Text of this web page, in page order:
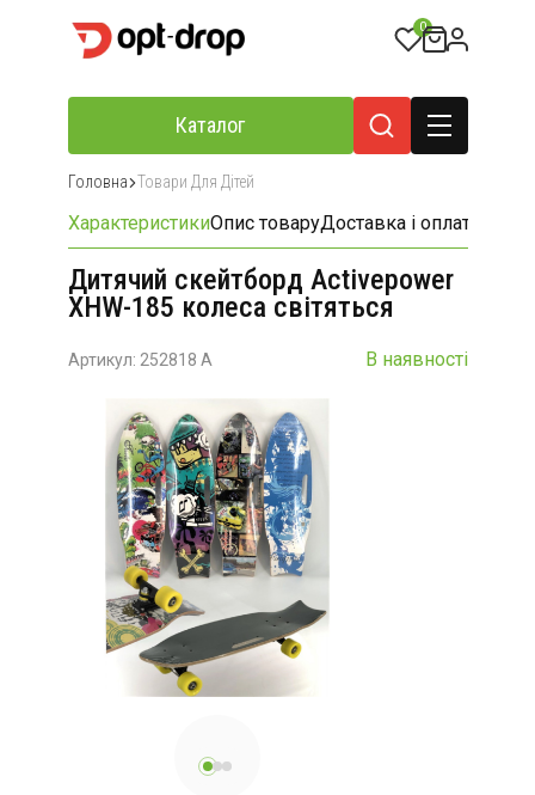
0
Каталог
Головна Товари Для Дітей
ХарактеристикиОпис товаруДоставка і оплата
Дитячий скейтборд Activepower
XHW-185 колеса світяться
Артикул: 252818 A В наявності